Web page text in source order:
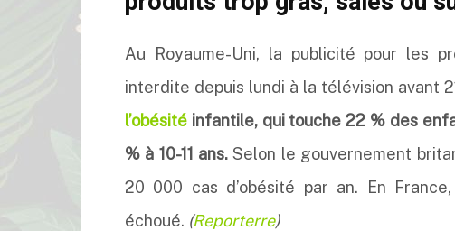
Au Royaume-Uni, la publicité pour les
interdite depuis lundi à la télévision avant
l’obésité infantile, qui touche 22 % des
% à 10-11 ans. Selon le gouvernement
20 000 cas d’obésité par an. En
échoué. (Reporterre)